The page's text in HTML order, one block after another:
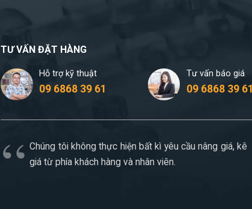
TƯ VẤN ĐẶT HÀNG
Hỗ trợ kỹ thuật
09 6868 39 61
Tư vấn báo giá
09 6868 39 61
Chúng tôi không thực hiện bất kì yêu cầu nâng giá, kê
giá từ phía khách hàng và nhân viên.